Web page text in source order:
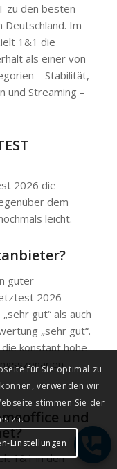
zu den besten
Im
1&1 die
als einer von
– Stabilität,
und Streaming –
2026 die
dem
leicht.
guter
2026
gut“ als auch
„sehr gut“.
konstant hohe
und
1&1 in den
für Sie optimal zu
verwenden wir
stimmen Sie der
zu.
Einstellungen